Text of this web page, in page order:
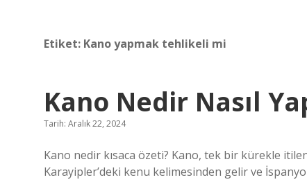
Etiket: Kano yapmak tehlikeli mi
Kano Nedir Nasıl
Tarih: Aralık 22, 2024
Kano nedir kısaca özeti? Kano, tek bir kürekle
Karayipler’deki kenu kelimesinden gelir ve